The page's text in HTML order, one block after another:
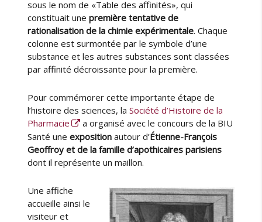
2
e
m
b
r
sous le nom de «Table des affinités», qui
constituait unepremière tentative de
rationalisation de la chimie expérimentale. Chaque
colonne est surmontée par le symbole d’une
substance et les autres substances sont classées
par affinité décroissante pour la première.
Pour commémorer cette importante étape de
l’histoire des sciences, laSociété d’Histoire de la
Pharmacie
a organisé avec le concours de la BIU
Santé uneexposition autour d’Étienne-François
Geoffroy et de la famille d’apothicaires parisiens
dont il représente un maillon.
Une affiche
accueille ainsi le
visiteur et